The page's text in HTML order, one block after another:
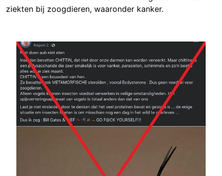
ziekten bij zoogdieren, waaronder kanker.
Image